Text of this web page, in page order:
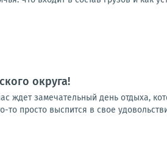
округа!
ждет замечательный день отдыха,
то просто выспится в свое